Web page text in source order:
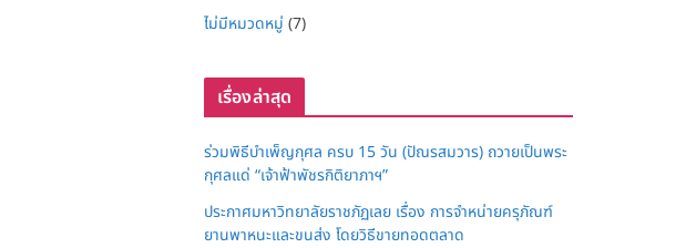
ไม่มีหมวดหมู่ (7)
เรื่องล่าสุด
ร่วมพิธีบำเพ็ญกุศล ครบ 15 วัน (ปัณรสมวาร) ถวายเป็นพระ
กุศลแด่ “เจ้าฟ้าพัชรกิติยาภาฯ”
ประกาศมหาวิทยาลัยราชภัฏเลย เรื่อง การจำหน่ายครุภัณฑ์
ยานพาหนะและขนส่ง โดยวิธีขายทอดตลาด